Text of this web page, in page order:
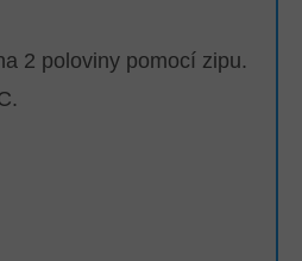
2 poloviny pomocí zipu.